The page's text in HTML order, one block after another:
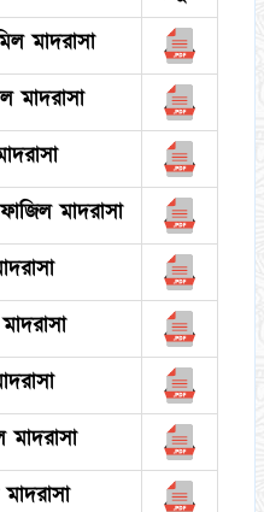
মাদরাসা
মাদরাসা
মাদরাসা
মাদরাসা